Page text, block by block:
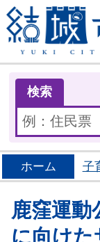
検索
ホーム 子
鹿窪運動
に向け